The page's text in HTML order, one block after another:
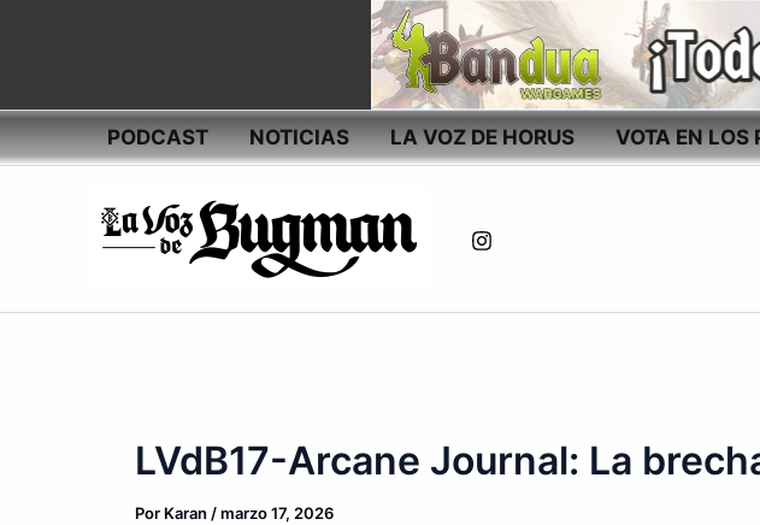
PODCAST NOTICIAS LA VOZ DE HORUS VOTA EN LOS
LVdB17-Arcane Journal: La
Por Karan /marzo 17, 2026